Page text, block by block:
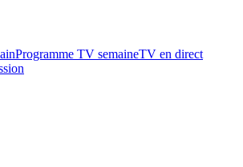
Programme TV semaineTV en direct